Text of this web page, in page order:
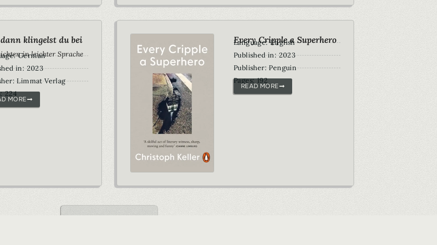
klingelst du bei
in leichter Sprache
German
in: 2023
Limmat Verlag
224
MORE
Every Cripple a Superhero
Language: English
Published in: 2023
Publisher: Penguin
Pages: 192
READ MORE
VIEW ALL BOOKS